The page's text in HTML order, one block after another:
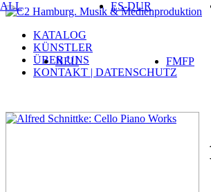
KATALOG
KÜNSTLER
ÜBER UNS
KONTAKT | DATENSCHUTZ
ALL ES-DUR
NEU FMFP